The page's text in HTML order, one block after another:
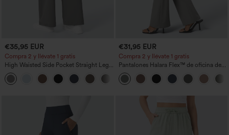
€35,95 EUR
Compra 2 y llévate 1 gratis
High Waisted Side Pocket Straight Leg
Work Pants
+23
€31,95 EUR
Compra 2 y llévate 1 gratis
Pantalones Halara Flex™ de oficina de
tiro alto ligeramente acampanados con
bolsillos